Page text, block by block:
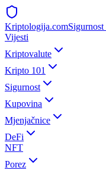
Kriptologija.comSigurnost
Vijesti
Kriptovalute
Kripto 101
Sigurnost
Kupovina
Mjenjačnice
DeFi
NFT
Porez